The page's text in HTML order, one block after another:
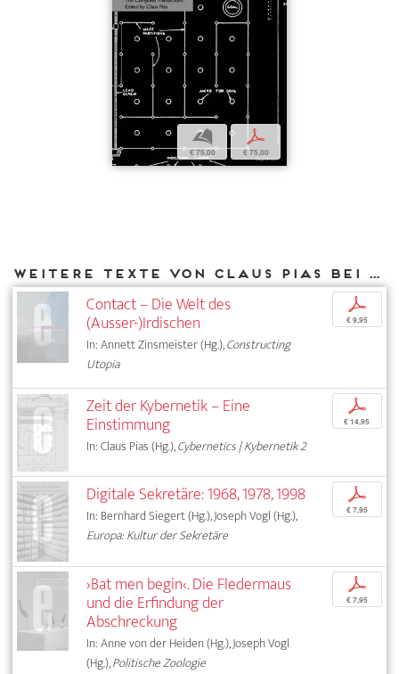
b
€ 75,00
p
€ 75,00
Weitere Texte von Claus Pias bei DIAPHANES
Contact – Die Welt des
(Ausser-)Irdischen
In: Annett Zinsmeister (Hg.),Constructing
Utopia
p
€ 9,95
Zeit der Kybernetik – Eine
Einstimmung
In: Claus Pias (Hg.),Cybernetics | Kybernetik 2
p
€ 14,95
Digitale Sekretäre: 1968, 1978, 1998
In: Bernhard Siegert (Hg.), Joseph Vogl (Hg.),
Europa: Kultur der Sekretäre
p
€ 7,95
›Bat men begin‹. Die Fledermaus
und die Erfindung der
Abschreckung
In: Anne von der Heiden (Hg.), Joseph Vogl
(Hg.),Politische Zoologie
p
€ 7,95